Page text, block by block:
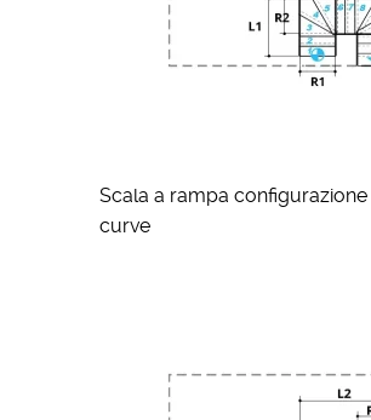
Scala a rampa
curve